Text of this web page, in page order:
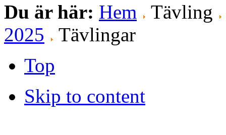
Du är här: Hem Tävling
2025
Tävlingar
Top
Skip to content